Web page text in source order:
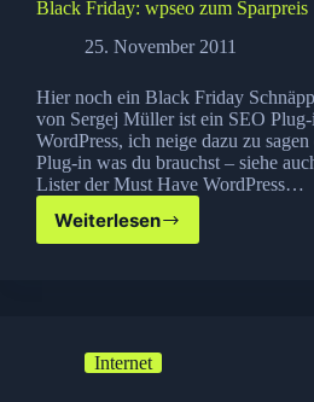
Black Friday: wpseo zum Sparpreis
25. November 2011
Hier noch ein Black Friday
von Sergej Müller ist ein SEO
WordPress, ich neige dazu zu
Plug-in was du brauchst – siehe
Lister der Must Have WordPress…
Weiterlesen
Black
Internet